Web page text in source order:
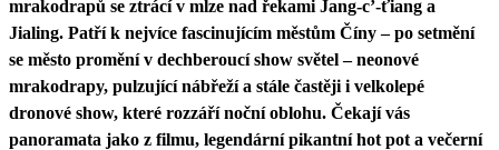
mrakodrapů se ztrácí v mlze nad řekami Jang-c’-ťiang a
Jialing. Patří k nejvíce fascinujícím městům Číny – po setmění
se město promění v dechberoucí show světel – neonové
mrakodrapy, pulzující nábřeží a stále častěji i velkolepé
dronové show, které rozzáří noční oblohu. Čekají vás
panoramata jako z filmu, legendární pikantní hot pot a večerní